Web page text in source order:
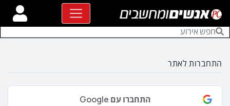
התחברות לאתר
התחברו עם Google